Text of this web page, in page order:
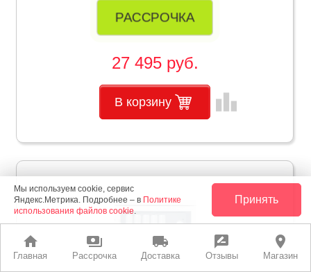
home
Главная
payments
Рассрочка
local_shipping
Доставка
rate_review
Отзывы
place
Магазин
РАССРОЧКА
27 495 руб.
В корзину leaderboard
Мы используем cookie, сервис
Яндекс.Метрика. Подробнее – в Политике
использования файлов cookie.
Принять